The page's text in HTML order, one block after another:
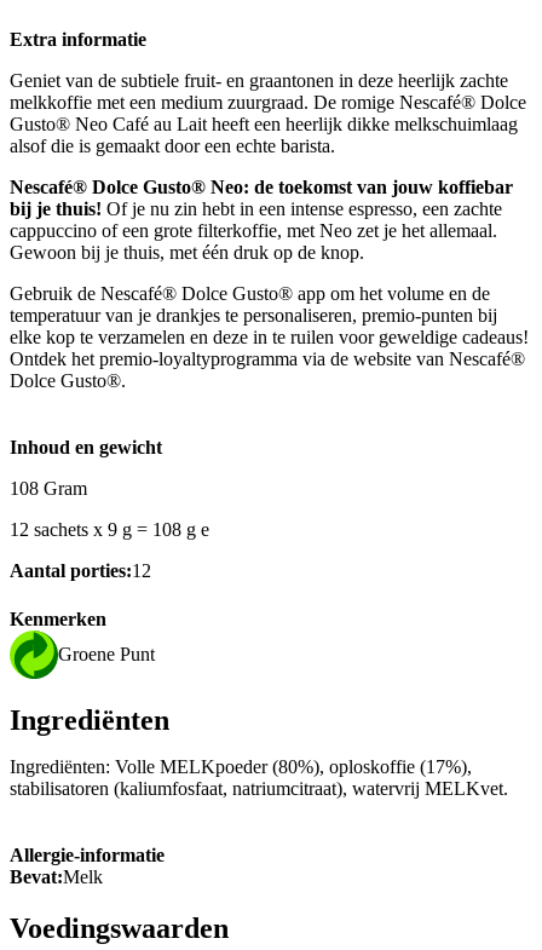
Extra informatie
Geniet van de subtiele fruit- en graantonen in deze heerlijk zachte
melkkoffie met een medium zuurgraad. De romige Nescafé® Dolce
Gusto® Neo Café au Lait heeft een heerlijk dikke melkschuimlaag
alsof die is gemaakt door een echte barista.
Nescafé® Dolce Gusto® Neo: de toekomst van jouw koffiebar
bij je thuis! Of je nu zin hebt in een intense espresso, een zachte
cappuccino of een grote filterkoffie, met Neo zet je het allemaal.
Gewoon bij je thuis, met één druk op de knop.
Gebruik de Nescafé® Dolce Gusto® app om het volume en de
temperatuur van je drankjes te personaliseren, premio-punten bij
elke kop te verzamelen en deze in te ruilen voor geweldige cadeaus!
Ontdek het premio-loyaltyprogramma via de website van Nescafé®
Dolce Gusto®.
Inhoud en gewicht
108 Gram
12 sachets x 9 g = 108 g e
Aantal porties:12
Kenmerken
Groene Punt
Ingrediënten
Ingrediënten: Volle MELKpoeder (80%), oploskoffie (17%),
stabilisatoren (kaliumfosfaat, natriumcitraat), watervrij MELKvet.
Allergie-informatie
Bevat:Melk
Voedingswaarden